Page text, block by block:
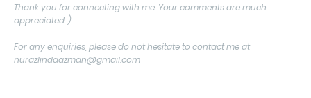
Thank you for connecting with me. Your comments are much
appreciated :)
For any enquiries, please do not hesitate to contact me at
nurazlindaazman@gmail.com